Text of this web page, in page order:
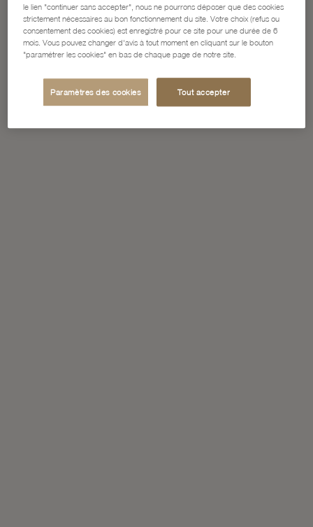
le lien "continuer sans accepter", nous ne pourrons déposer que des cookies
strictement nécessaires au bon fonctionnement du site. Votre choix (refus ou
consentement des cookies) est enregistré pour ce site pour une durée de 6
mois. Vous pouvez changer d'avis à tout moment en cliquant sur le bouton
"paramétrer les cookies" en bas de chaque page de notre site.
Paramètres des cookies Tout accepter